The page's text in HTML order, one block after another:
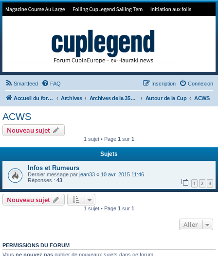
Forum de Cup In Europe
Smartfeed FAQ Connexion
Inscription
Accueil du forum Archives Archives de la 35ème Autour de la Cup ACWS
ACWS
Nouveau sujet
1 sujet • Page 1 sur 1
Sujets
Infos et Rumeurs
Dernier message par jean33 « 10 avr. 2015 11:46
Réponses : 43 1 2 3
Nouveau sujet
1 sujet • Page 1 sur 1
Aller
PERMISSIONS DU FORUM
Vous ne pouvez pas publier de nouveaux sujets dans ce forum